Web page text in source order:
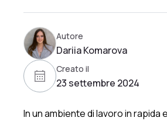
Autore
Dariia Komarova
Creato il
23 settembre 2024
In un ambiente di lavoro in rapida